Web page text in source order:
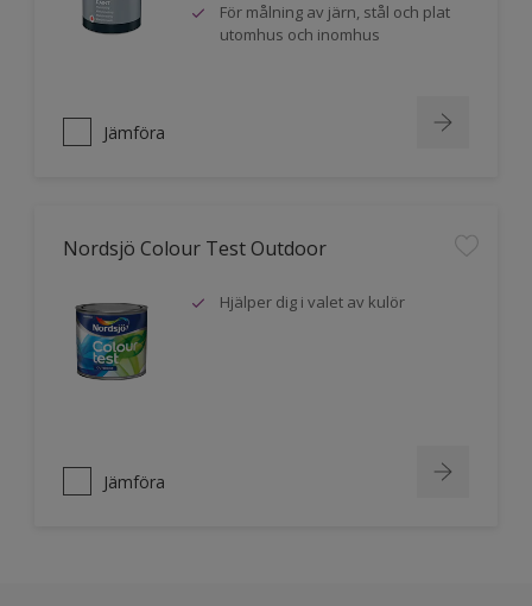
För målning av järn, stål och plat
utomhus och inomhus
Jämföra
Nordsjö Colour Test Outdoor
Hjälper dig i valet av kulör
Jämföra